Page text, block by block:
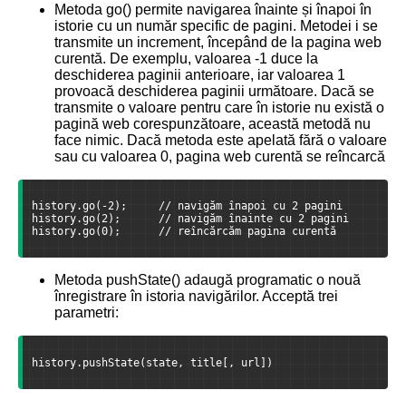
Metoda go() permite navigarea înainte și înapoi în
istorie cu un număr specific de pagini. Metodei i se
transmite un increment, începând de la pagina web
curentă. De exemplu, valoarea -1 duce la
deschiderea paginii anterioare, iar valoarea 1
provoacă deschiderea paginii următoare. Dacă se
transmite o valoare pentru care în istorie nu există o
pagină web corespunzătoare, această metodă nu
face nimic. Dacă metoda este apelată fără o valoare
sau cu valoarea 0, pagina web curentă se reîncarcă
history.go(-2);     // navigăm înapoi cu 2 pagini
history.go(2);      // navigăm înainte cu 2 pagini
history.go(0);      // reîncărcăm pagina curentă
Metoda pushState() adaugă programatic o nouă
înregistrare în istoria navigărilor. Acceptă trei
parametri:
history.pushState(state, title[, url])